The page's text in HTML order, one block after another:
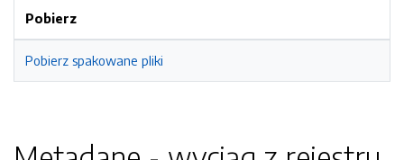
Pobierz
Pobierz spakowane pliki